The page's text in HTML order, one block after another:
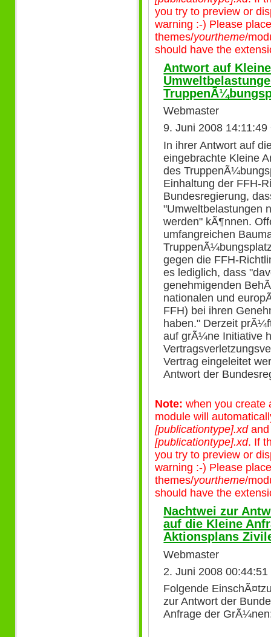
you try to preview or
warning :-) Please
themes/yourtheme/
should have the
Antwort auf
Webmaster
9. Juni 2008 14:11:49
In ihrer Antwort auf
eingebrachte Kleine
des
Einhaltung der FFH-
Bundesregierung,
"Umweltbelastungen
werden" kÃ¶nnen.
umfangreichen
gegen die FFH-
es lediglich, dass
genehmigenden
nationalen und
FFH) bei ihren
haben." Derzeit
auf grÃ¼ne Initiative
Vertrag eingeleitet
Antwort der
Note: when you create
module will
[publicationtype].xd
[publicationtype].xd. If
you try to preview or
warning :-) Please
themes/yourtheme/
should have the
Nachtwei zur
auf die Kleine
Aktionsplans
Webmaster
2. Juni 2008
Folgende
zur Antwort der
Anfrage der